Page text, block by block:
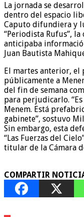
La jornada se
dentro del espacio
Caputo difundiera y
“Periodista Rufus”,
anticipaba
Juan Bautista
El martes anterior,
públicamente a
del fin de semana
para perjudicarlo.
Menem. Está
gabinete”, sostuvo
Sin embargo, esta
“Las Fuerzas del
titular de la Cámara
COMPARTIR